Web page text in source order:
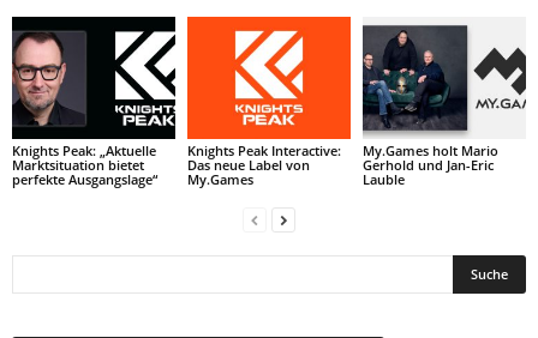
Knights Peak: „Aktuelle
Marktsituation bietet
perfekte Ausgangslage“
Knights Peak Interactive:
Das neue Label von
My.Games
My.Games holt Mario
Gerhold und Jan-Eric
Lauble